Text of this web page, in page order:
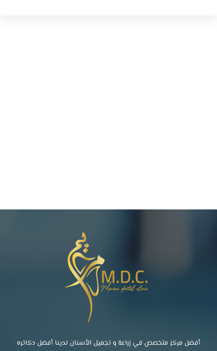
أفضل مركز متخصص في زراعة و تجميل الأسنان لدينا أفضل دكاتره